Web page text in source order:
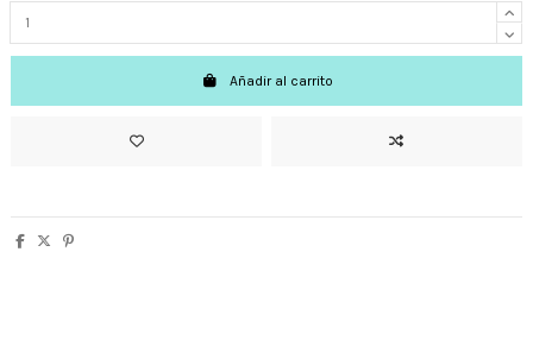
Añadir al carrito